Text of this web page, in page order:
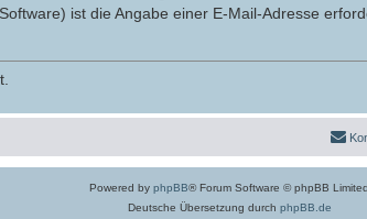
ist die Angabe einer E-Mail-Adresse
Powered by phpBB® Forum Software © phpBB Limited
Deutsche Übersetzung durch phpBB.de